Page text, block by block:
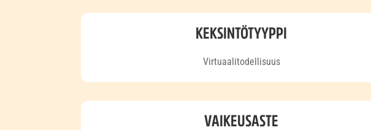
KEKSINTÖTYYPPI
Virtuaalitodellisuus
VAIKEUSASTE